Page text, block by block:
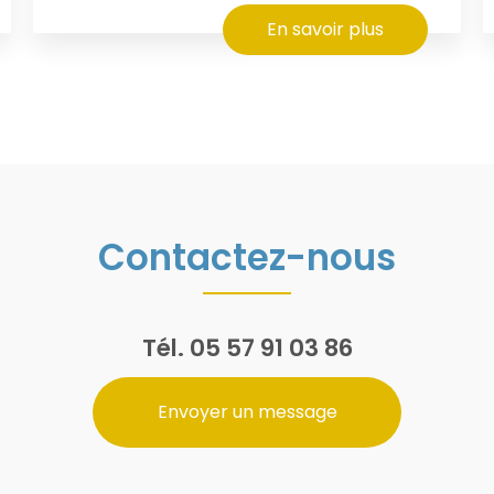
En savoir plus
Contactez-nous
Tél. 05 57 91 03 86
Envoyer un message